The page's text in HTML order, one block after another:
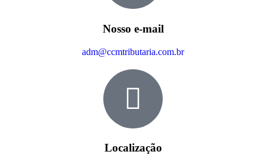
Nosso e-mail
adm@ccmtributaria.com.br
Localização